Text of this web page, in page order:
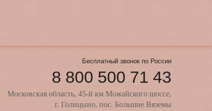
Бесплатный звонок по России
8 800 500 71 43
Московская область, 45-й км Можайского шоссе,
г. Голицыно, пос. Большие Вяземы